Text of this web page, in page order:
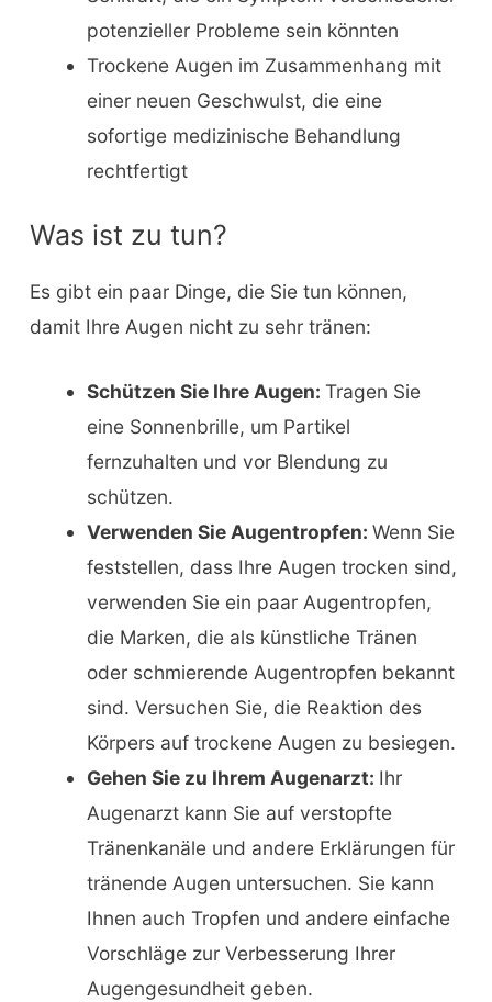
potenzieller Probleme sein könnten
Trockene Augen im Zusammenhang mit
einer neuen Geschwulst, die eine
sofortige medizinische Behandlung
rechtfertigt
Was ist zu tun?
Es gibt ein paar Dinge, die Sie tun können,
damit Ihre Augen nicht zu sehr tränen:
Schützen Sie Ihre Augen: Tragen Sie
eine Sonnenbrille, um Partikel
fernzuhalten und vor Blendung zu
schützen.
Verwenden Sie Augentropfen: Wenn Sie
feststellen, dass Ihre Augen trocken sind,
verwenden Sie ein paar Augentropfen,
die Marken, die als künstliche Tränen
oder schmierende Augentropfen bekannt
sind. Versuchen Sie, die Reaktion des
Körpers auf trockene Augen zu besiegen.
Gehen Sie zu Ihrem Augenarzt: Ihr
Augenarzt kann Sie auf verstopfte
Tränenkanäle und andere Erklärungen für
tränende Augen untersuchen. Sie kann
Ihnen auch Tropfen und andere einfache
Vorschläge zur Verbesserung Ihrer
Augengesundheit geben.